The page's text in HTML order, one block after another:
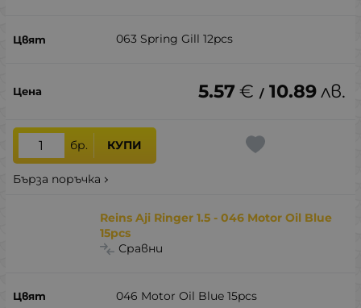
063 Spring Gill 12pcs
5.57 € / 10.89лв.
бр. КУПИ
Бърза поръчка
Reins Aji Ringer 1.5 - 046 Motor Oil Blue
15pcs
Сравни
046 Motor Oil Blue 15pcs